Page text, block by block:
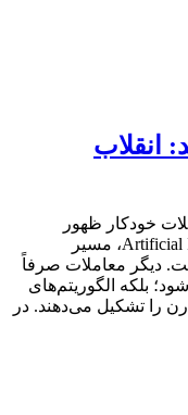
انقلاب
خودکار ظهور
فناوری‌های نوین، به ویژه Artificial Intelligence (AI)، مسیر
دیگر معاملات صرفاً
بلکه الگوریتم‌های
را تشکیل می‌دهند. در